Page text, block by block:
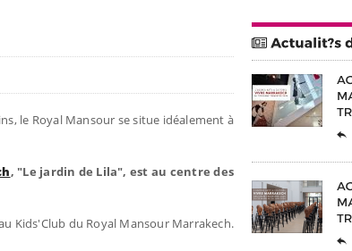
le Royal Mansour se situe idéalement à
, "Le jardin de Lila", est au centre des
Kids'Club du Royal Mansour Marrakech.

